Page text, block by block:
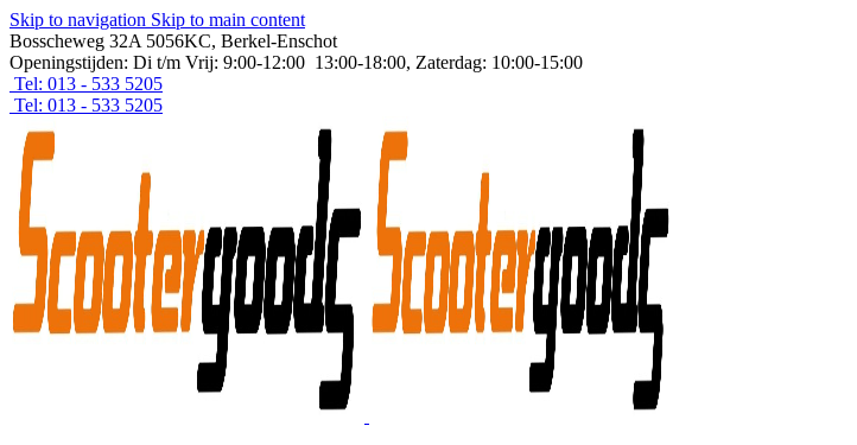
Skip to navigation Skip to main content
Bosscheweg 32A 5056KC, Berkel-Enschot
Openingstijden: Di t/m Vrij: 9:00-12:00 13:00-18:00, Zaterdag: 10:00-15:00
Tel: 013 - 533 5205
Tel: 013 - 533 5205